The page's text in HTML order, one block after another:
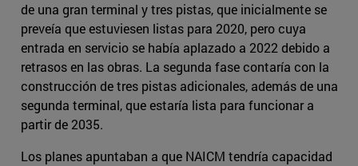
de una gran terminal y tres pistas, que inicialmente se
preveía que estuviesen listas para 2020, pero cuya
entrada en servicio se había aplazado a 2022 debido a
retrasos en las obras. La segunda fase contaría con la
construcción de tres pistas adicionales, además de una
segunda terminal, que estaría lista para funcionar a
partir de 2035.
Los planes apuntaban a que NAICM tendría capacidad